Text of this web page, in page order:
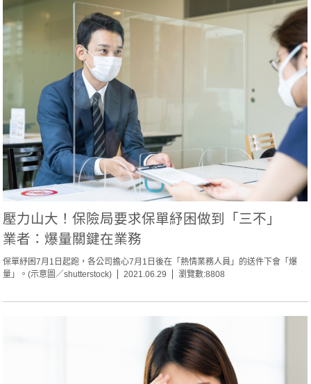
壓力山大！保險局要求保單紓困做到「三不」
業者：爆量關鍵在業務
保單紓困7月1日起跑，各公司擔心7月1日後在「熱情業務人員」的送件下會「爆
量」。(示意圖／shutterstock)
2021.06.29 瀏覽數:8808